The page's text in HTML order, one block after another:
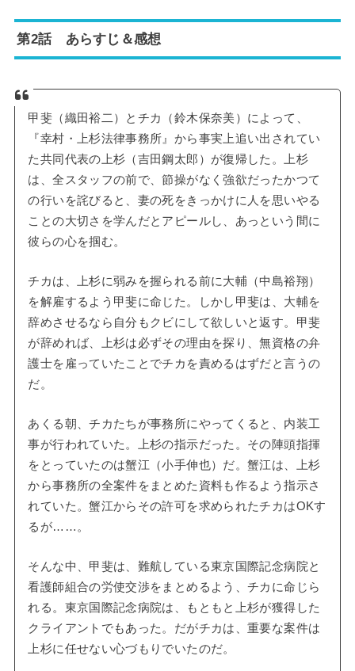
第2話 あらすじ＆感想
甲斐（織田裕二）とチカ（鈴木保奈美）によって、
『幸村・上杉法律事務所』から事実上追い出されてい
た共同代表の上杉（吉田鋼太郎）が復帰した。上杉
は、全スタッフの前で、節操がなく強欲だったかつて
の行いを詫びると、妻の死をきっかけに人を思いやる
ことの大切さを学んだとアピールし、あっという間に
彼らの心を掴む。
チカは、上杉に弱みを握られる前に大輔（中島裕翔）
を解雇するよう甲斐に命じた。しかし甲斐は、大輔を
辞めさせるなら自分もクビにして欲しいと返す。甲斐
が辞めれば、上杉は必ずその理由を探り、無資格の弁
護士を雇っていたことでチカを責めるはずだと言うの
だ。
あくる朝、チカたちが事務所にやってくると、内装工
事が行われていた。上杉の指示だった。その陣頭指揮
をとっていたのは蟹江（小手伸也）だ。蟹江は、上杉
から事務所の全案件をまとめた資料も作るよう指示さ
れていた。蟹江からその許可を求められたチカはOKす
るが……。
そんな中、甲斐は、難航している東京国際記念病院と
看護師組合の労使交渉をまとめるよう、チカに命じら
れる。東京国際記念病院は、もともと上杉が獲得した
クライアントでもあった。だがチカは、重要な案件は
上杉に任せない心づもりでいたのだ。